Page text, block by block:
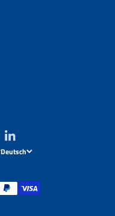
Deutsch